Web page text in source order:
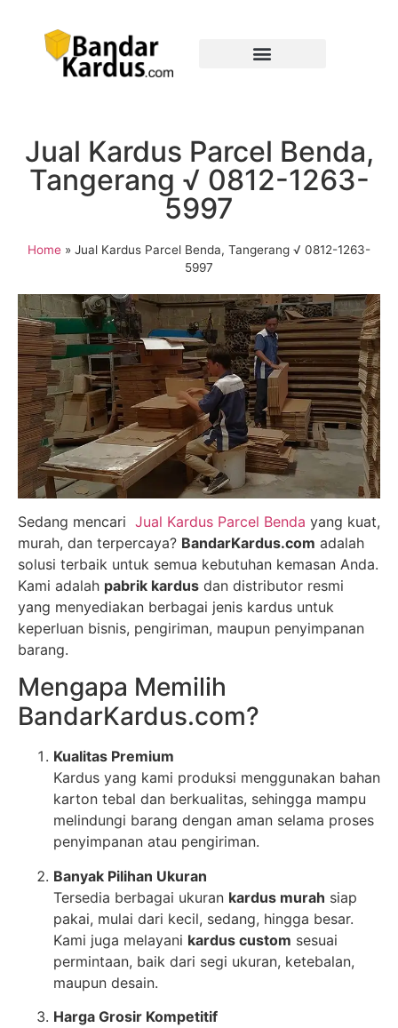
Jual Kardus Parcel Benda,
Tangerang √ 0812-1263-
5997
Home » Jual Kardus Parcel Benda, Tangerang √ 0812-1263-
5997
Sedang mencari Jual Kardus Parcel Benda yang kuat,
murah, dan terpercaya? BandarKardus.com adalah
solusi terbaik untuk semua kebutuhan kemasan Anda.
Kami adalah pabrik kardus dan distributor resmi
yang menyediakan berbagai jenis kardus untuk
keperluan bisnis, pengiriman, maupun penyimpanan
barang.
Mengapa Memilih
BandarKardus.com?
Kualitas Premium
Kardus yang kami produksi menggunakan bahan
karton tebal dan berkualitas, sehingga mampu
melindungi barang dengan aman selama proses
penyimpanan atau pengiriman.
Banyak Pilihan Ukuran
Tersedia berbagai ukuran kardus murah siap
pakai, mulai dari kecil, sedang, hingga besar.
Kami juga melayani kardus custom sesuai
permintaan, baik dari segi ukuran, ketebalan,
maupun desain.
Harga Grosir Kompetitif